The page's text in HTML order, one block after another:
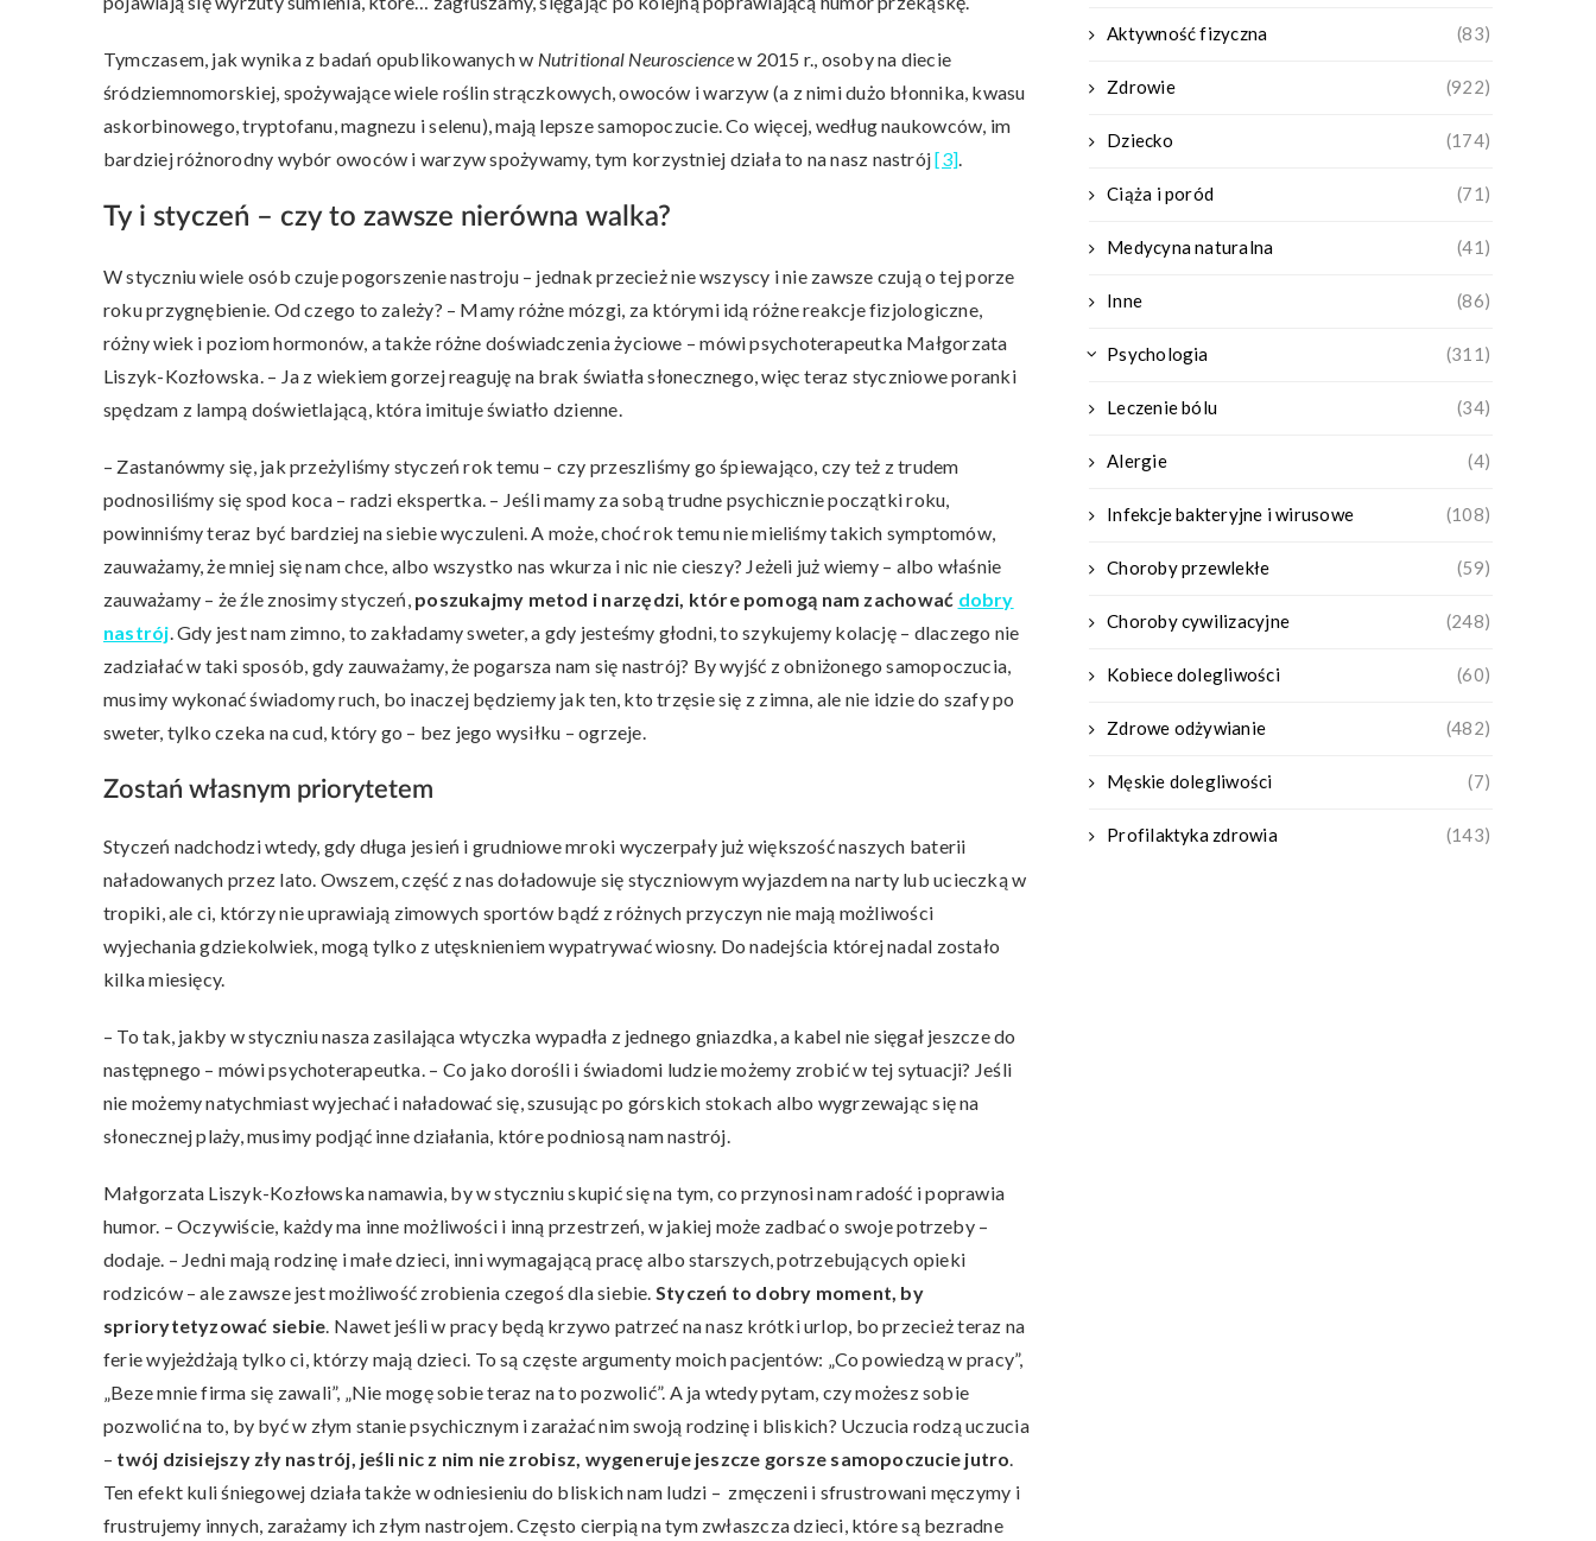
Tymczasem, jak wynika z badań opublikowanych w Nutritional Neurosciencew 2015 r., osoby na diecie
śródziemnomorskiej, spożywające wiele roślin strączkowych, owoców i warzyw (a z nimi dużo błonnika, kwasu
askorbinowego, tryptofanu, magnezu i selenu), mają lepsze samopoczucie. Co więcej, według naukowców, im
bardziej różnorodny wybór owoców i warzyw spożywamy, tym korzystniej działa to na nasz nastrój[3].
Ty i styczeń – czy to zawsze nierówna walka?
W styczniu wiele osób czuje pogorszenie nastroju – jednak przecież nie wszyscy i nie zawsze czują o tej porze
roku przygnębienie. Od czego to zależy? – Mamy różne mózgi, za którymi idą różne reakcje fizjologiczne,
różny wiek i poziom hormonów, a także różne doświadczenia życiowe – mówi psychoterapeutka Małgorzata
Liszyk-Kozłowska. – Ja z wiekiem gorzej reaguję na brak światła słonecznego, więc teraz styczniowe poranki
spędzam z lampą doświetlającą, która imituje światło dzienne.
– Zastanówmy się, jak przeżyliśmy styczeń rok temu – czy przeszliśmy go śpiewająco, czy też z trudem
podnosiliśmy się spod koca – radzi ekspertka. – Jeśli mamy za sobą trudne psychicznie początki roku,
powinniśmy teraz być bardziej na siebie wyczuleni. A może, choć rok temu nie mieliśmy takich symptomów,
zauważamy, że mniej się nam chce, albo wszystko nas wkurza i nic nie cieszy? Jeżeli już wiemy – albo właśnie
zauważamy – że źle znosimy styczeń, poszukajmy metod i narzędzi, które pomogą nam zachować dobry
nastrój. Gdy jest nam zimno, to zakładamy sweter, a gdy jesteśmy głodni, to szykujemy kolację – dlaczego nie
zadziałać w taki sposób, gdy zauważamy, że pogarsza nam się nastrój? By wyjść z obniżonego samopoczucia,
musimy wykonać świadomy ruch, bo inaczej będziemy jak ten, kto trzęsie się z zimna, ale nie idzie do szafy po
sweter, tylko czeka na cud, który go – bez jego wysiłku – ogrzeje.
Zostań własnym priorytetem
Styczeń nadchodzi wtedy, gdy długa jesień i grudniowe mroki wyczerpały już większość naszych baterii
naładowanych przez lato. Owszem, część z nas doładowuje się styczniowym wyjazdem na narty lub ucieczką w
tropiki, ale ci, którzy nie uprawiają zimowych sportów bądź z różnych przyczyn nie mają możliwości
wyjechania gdziekolwiek, mogą tylko z utęsknieniem wypatrywać wiosny. Do nadejścia której nadal zostało
kilka miesięcy.
– To tak, jakby w styczniu nasza zasilająca wtyczka wypadła z jednego gniazdka, a kabel nie sięgał jeszcze do
następnego – mówi psychoterapeutka. – Co jako dorośli i świadomi ludzie możemy zrobić w tej sytuacji? Jeśli
nie możemy natychmiast wyjechać i naładować się, szusując po górskich stokach albo wygrzewając się na
słonecznej plaży, musimy podjąć inne działania, które podniosą nam nastrój.
Małgorzata Liszyk-Kozłowska namawia, by w styczniu skupić się na tym, co przynosi nam radość i poprawia
humor. – Oczywiście, każdy ma inne możliwości i inną przestrzeń, w jakiej może zadbać o swoje potrzeby –
dodaje. – Jedni mają rodzinę i małe dzieci, inni wymagającą pracę albo starszych, potrzebujących opieki
rodziców – ale zawsze jest możliwość zrobienia czegoś dla siebie. Styczeń to dobry moment, by
spriorytetyzować siebie. Nawet jeśli w pracy będą krzywo patrzeć na nasz krótki urlop, bo przecież teraz na
ferie wyjeżdżają tylko ci, którzy mają dzieci. To są częste argumenty moich pacjentów: „Co powiedzą w pracy”,
„Beze mnie firma się zawali”, „Nie mogę sobie teraz na to pozwolić”. A ja wtedy pytam, czy możesz sobie
pozwolić na to, by być w złym stanie psychicznym i zarażać nim swoją rodzinę i bliskich? Uczucia rodzą uczucia
– twój dzisiejszy zły nastrój, jeśli nic z nim nie zrobisz, wygeneruje jeszcze gorsze samopoczucie jutro.
Ten efekt kuli śniegowej działa także w odniesieniu do bliskich nam ludzi – zmęczeni i sfrustrowani męczymy i
frustrujemy innych, zarażamy ich złym nastrojem. Często cierpią na tym zwłaszcza dzieci, które są bezradne
Aktywność fizyczna (83)
Zdrowie (922)
Dziecko (174)
Ciąża i poród (71)
Medycyna naturalna (41)
Inne (86)
Psychologia (311)
Leczenie bólu (34)
Alergie (4)
Infekcje bakteryjne i wirusowe (108)
Choroby przewlekłe (59)
Choroby cywilizacyjne (248)
Kobiece dolegliwości (60)
Zdrowe odżywianie (482)
Męskie dolegliwości (7)
Profilaktyka zdrowia (143)